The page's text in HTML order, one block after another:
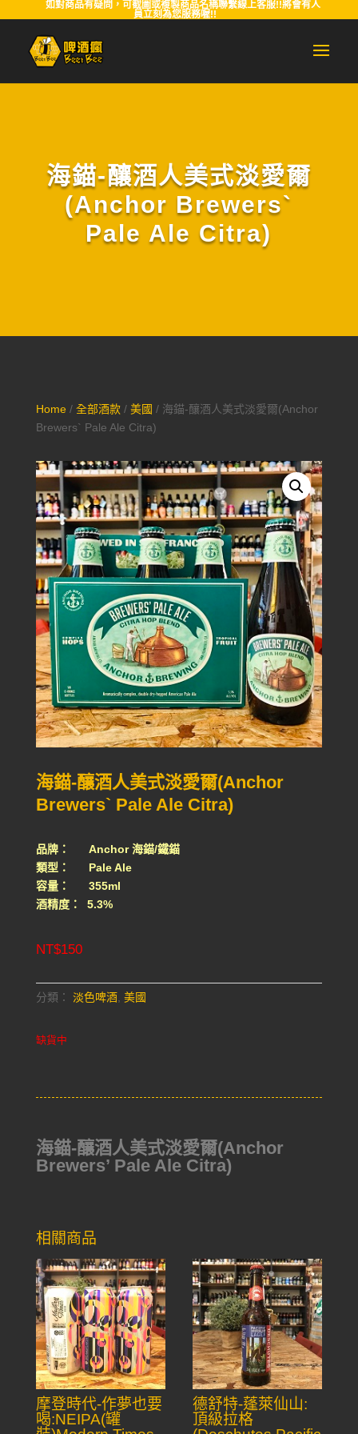
如對商品有疑問，可截圖或複製商品名稱聯繫線上客服!!將會有人
員立刻為您服務喔!!
海錨-釀酒人美式淡愛爾
(Anchor Brewers`
Pale Ale Citra)
Home/ 全部酒款/ 美國 / 海錨-釀酒人美式淡愛爾(Anchor
Brewers` Pale Ale Citra)
海錨-釀酒人美式淡愛爾(Anchor
Brewers` Pale Ale Citra)
品牌： Anchor 海錨/鐵錨
類型： Pale Ale
容量： 355ml
酒精度： 5.3%
NT$150
分類： 淡色啤酒, 美國
缺貨中
海錨-釀酒人美式淡愛爾(Anchor
Brewers’ Pale Ale Citra)
相關商品
摩登時代-作夢也要
喝:NEIPA(罐
德舒特-蓬萊仙山:
頂級拉格